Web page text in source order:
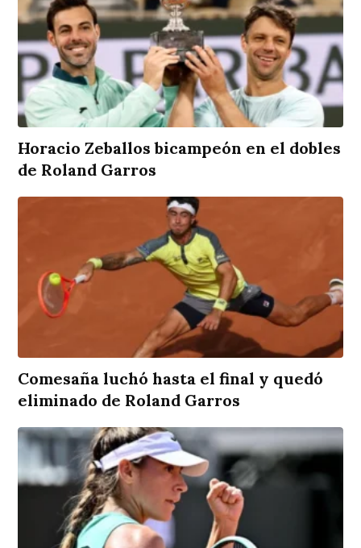
Horacio Zeballos bicampeón en el dobles
de Roland Garros
Comesaña luchó hasta el final y quedó
eliminado de Roland Garros